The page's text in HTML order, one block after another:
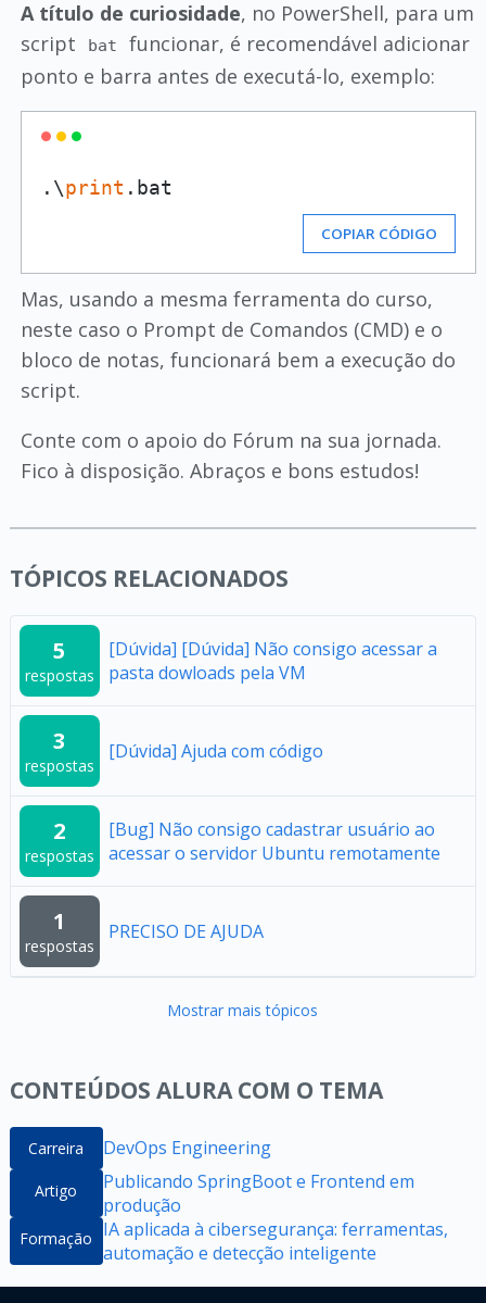
A título de curiosidade, no PowerShell, para um
script
bat
funcionar, é recomendável adicionar
ponto e barra antes de executá-lo, exemplo:
.\print
COPIAR CÓDIGO
Mas, usando a mesma ferramenta do curso,
neste caso o Prompt de Comandos (CMD) e o
bloco de notas, funcionará bem a execução do
script.
Conte com o apoio do Fórum na sua jornada.
Fico à disposição. Abraços e bons estudos!
TÓPICOS RELACIONADOS
5
respostas
[Dúvida] [Dúvida] Não consigo acessar a
pasta dowloads pela VM
3
respostas
[Dúvida] Ajuda com código
2
respostas
[Bug] Não consigo cadastrar usuário ao
acessar o servidor Ubuntu remotamente
1
respostas
PRECISO DE AJUDA
Mostrar mais tópicos
CONTEÚDOS ALURA COM O TEMA
Carreira DevOps Engineering
Artigo
Publicando SpringBoot e Frontend em
produção
Formação IA aplicada à cibersegurança: ferramentas,
automação e detecção inteligente